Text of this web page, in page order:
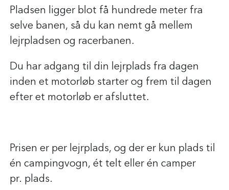
Pladsen ligger blot få hundrede meter fra
selve banen, så du kan nemt gå mellem
lejrpladsen og racerbanen.
Du har adgang til din lejrplads fra dagen
inden et motorløb starter og frem til dagen
efter et motorløb er afsluttet.
Prisen er per lejrplads, og der er kun plads til
én campingvogn, ét telt eller én camper
pr. plads.